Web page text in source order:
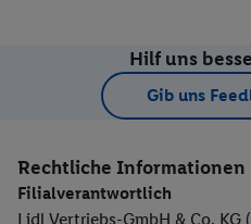
Hilf uns
Gib uns
Rechtliche Informationen
Filialverantwortlich
Lidl Vertriebs-GmbH & Co. KG